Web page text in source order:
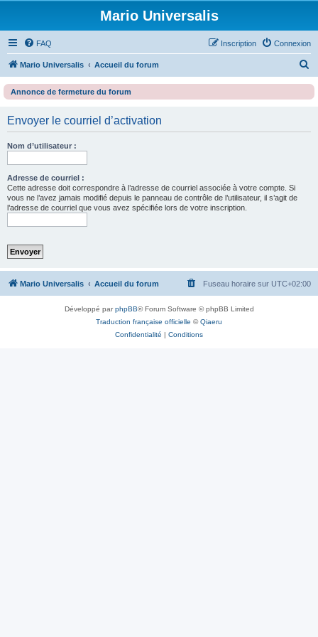
Mario Universalis
FAQ Connexion
Inscription
Mario Universalis Accueil du forum
c
e
Annonce de fermeture du forum
Envoyer le courriel d’activation
Nom d’utilisateur :
Adresse de courriel :
Cette adresse doit correspondre à l’adresse de courriel associée à votre compte. Si
vous ne l’avez jamais modifié depuis le panneau de contrôle de l’utilisateur, il s’agit de
l’adresse de courriel que vous avez spécifiée lors de votre inscription.
Mario Universalis Accueil du forum Fuseau horaire sur UTC+02:00
Développé parphpBB® Forum Software © phpBB Limited
Traduction française officielle ©Qiaeru
Confidentialité | Conditions